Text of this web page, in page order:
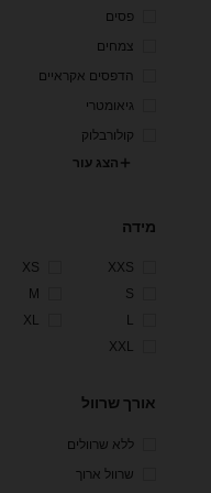
פסים
צמחים
הדפסים אקראיים
גיאומטרי
קולורבלוק
הצג עור
מידה
XXS
XS
S
M
L
XL
XXL
אורך שרוול
ללא שרוולים
שרוול ארוך